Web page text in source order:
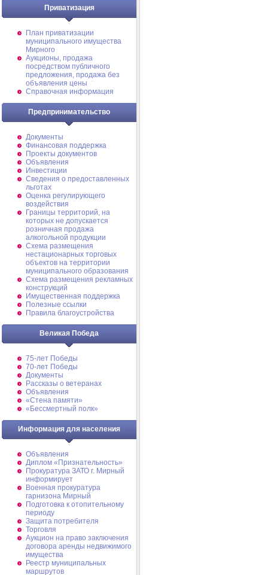
Приватизация
План приватизации
муниципального имущества
Мирного
Аукционы, продажа
посредством публичного
предложения, продажа без
объявления цены
Справочная информация
Предпринимательство
Документы
Финансовая поддержка
Проекты документов
Объявления
Инвестиции
Сведения о предоставленных
льготах
Оценка регулирующего
воздействия
Границы территорий, на
которых не допускается
розничная продажа
алкогольной продукции
Схема размещения
нестационарных торговых
объектов на территории
муниципального образования
Схема размещения рекламных
конструкций
Имущественная поддержка
Полезные ссылки
Правила благоустройства
Великая Победа
75-лет Победы
70-лет Победы
Документы
Рассказы о ветеранах
Объявления
«Стена памяти»
«Бессмертный полк»
Информация для населения
Объявления
Диплом «Признательность»
Прокуратура ЗАТО г. Мирный
информирует
Военная прокуратура
гарнизона Мирный
Подготовка к отопительному
периоду
Защита потребителя
Торговля
Аукцион на право заключения
договора аренды недвижимого
имущества
Реестр муниципальных
маршрутов